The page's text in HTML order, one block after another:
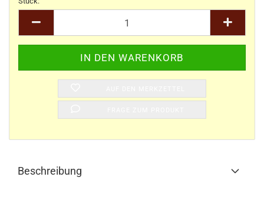
Beschreibung